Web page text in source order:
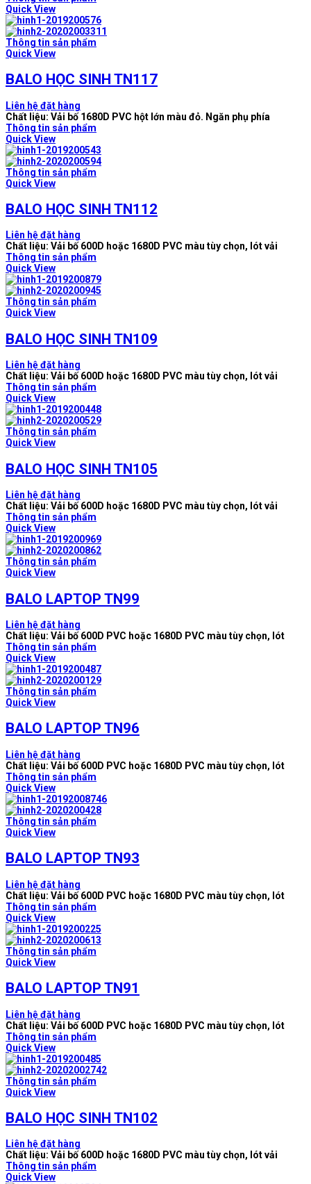
Quick View
Thông tin sản phẩm
Quick View
BALO HỌC SINH TN117
Liên hệ đặt hàng
Chất liệu: Vải bố 1680D PVC hột lớn màu đỏ. Ngăn phụ phía
Thông tin sản phẩm
Quick View
Thông tin sản phẩm
Quick View
BALO HỌC SINH TN112
Liên hệ đặt hàng
Chất liệu: Vải bố 600D hoặc 1680D PVC màu tùy chọn, lót vải
Thông tin sản phẩm
Quick View
Thông tin sản phẩm
Quick View
BALO HỌC SINH TN109
Liên hệ đặt hàng
Chất liệu: Vải bố 600D hoặc 1680D PVC màu tùy chọn, lót vải
Thông tin sản phẩm
Quick View
Thông tin sản phẩm
Quick View
BALO HỌC SINH TN105
Liên hệ đặt hàng
Chất liệu: Vải bố 600D hoặc 1680D PVC màu tùy chọn, lót vải
Thông tin sản phẩm
Quick View
Thông tin sản phẩm
Quick View
BALO LAPTOP TN99
Liên hệ đặt hàng
Chất liệu: Vải bố 600D PVC hoặc 1680D PVC màu tùy chọn, lót
Thông tin sản phẩm
Quick View
Thông tin sản phẩm
Quick View
BALO LAPTOP TN96
Liên hệ đặt hàng
Chất liệu: Vải bố 600D PVC hoặc 1680D PVC màu tùy chọn, lót
Thông tin sản phẩm
Quick View
Thông tin sản phẩm
Quick View
BALO LAPTOP TN93
Liên hệ đặt hàng
Chất liệu: Vải bố 600D PVC hoặc 1680D PVC màu tùy chọn, lót
Thông tin sản phẩm
Quick View
Thông tin sản phẩm
Quick View
BALO LAPTOP TN91
Liên hệ đặt hàng
Chất liệu: Vải bố 600D PVC hoặc 1680D PVC màu tùy chọn, lót
Thông tin sản phẩm
Quick View
Thông tin sản phẩm
Quick View
BALO HỌC SINH TN102
Liên hệ đặt hàng
Chất liệu: Vải bố 600D hoặc 1680D PVC màu tùy chọn, lót vải
Thông tin sản phẩm
Quick View